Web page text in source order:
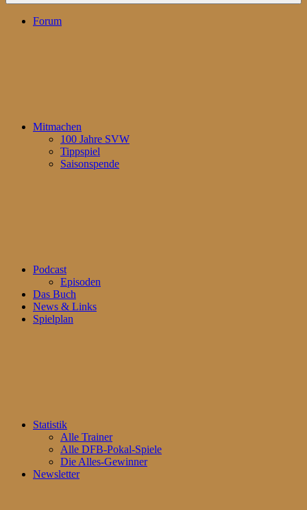
Forum
Mitmachen
100 Jahre SVW
Tippspiel
Saisonspende
Podcast
Episoden
Das Buch
News & Links
Spielplan
Statistik
Alle Trainer
Alle DFB-Pokal-Spiele
Die Alles-Gewinner
Newsletter